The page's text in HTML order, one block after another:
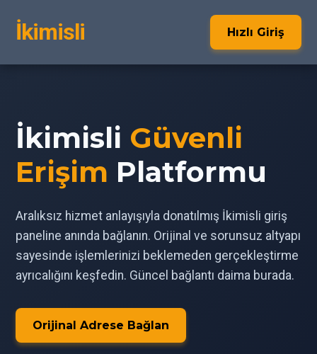
İkimisli Hızlı Giriş
İkimisli Güvenli
Erişim Platformu
Aralıksız hizmet anlayışıyla donatılmış İkimisli giriş
paneline anında bağlanın. Orijinal ve sorunsuz altyapı
sayesinde işlemlerinizi beklemeden gerçekleştirme
ayrıcalığını keşfedin. Güncel bağlantı daima burada.
Orijinal Adrese Bağlan